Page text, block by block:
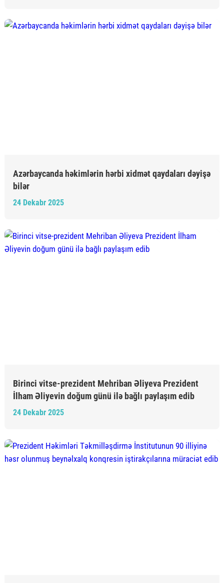
Azərbaycanda həkimlərin hərbi xidmət qaydaları dəyişə
bilər
24 Dekabr 2025
Birinci vitse-prezident Mehriban Əliyeva Prezident
24 Dekabr 2025